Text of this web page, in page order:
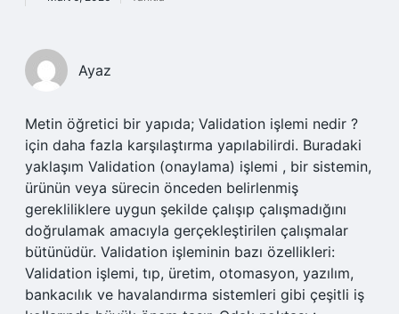
Ayaz
Metin öğretici bir yapıda; Validation işlemi nedir ?
için daha fazla karşılaştırma yapılabilirdi. Buradaki
yaklaşım Validation (onaylama) işlemi , bir sistemin,
ürünün veya sürecin önceden belirlenmiş
gerekliliklere uygun şekilde çalışıp çalışmadığını
doğrulamak amacıyla gerçekleştirilen çalışmalar
bütünüdür. Validation işleminin bazı özellikleri:
Validation işlemi, tıp, üretim, otomasyon, yazılım,
bankacılık ve havalandırma sistemleri gibi çeşitli iş